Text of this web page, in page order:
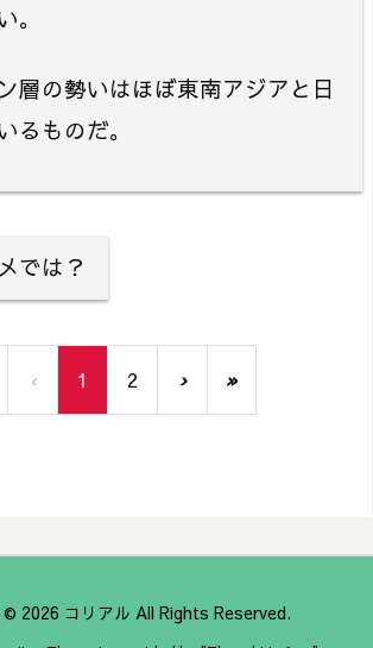
。
層の勢いはほぼ東南アジアと日
るものだ。
では？
‹ 1 2 › »
© 2026 コリアル All Rights Reserved.